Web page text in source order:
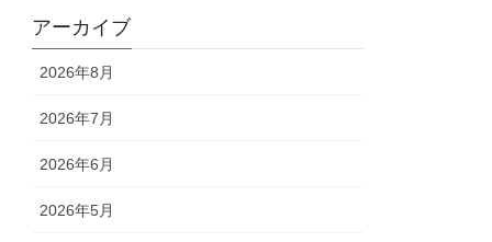
アーカイブ
2026年8月
2026年7月
2026年6月
2026年5月